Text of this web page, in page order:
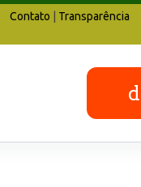
Contato | Transparência